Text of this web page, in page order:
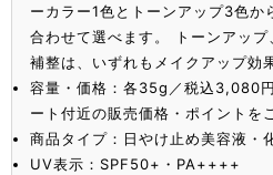
ーカラー1色とトーンアップ3色か
合わせて選べます。 トーンアッ
補整は、いずれもメイクアップ効
容量・価格：各35g／税込3,080
ート付近の販売価格・ポイントを
商品タイプ：日やけ止め美容液・
UV表示：SPF50+・PA++++